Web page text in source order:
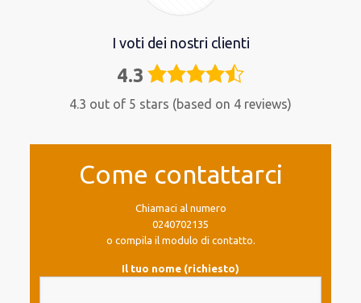
I voti dei nostri clienti
4.3 4,3
4.3 out of 5 stars (based on 4 reviews)
Come contattarci
Chiamaci al numero
0240702135
o compila il modulo di contatto.
Il tuo nome (richiesto)